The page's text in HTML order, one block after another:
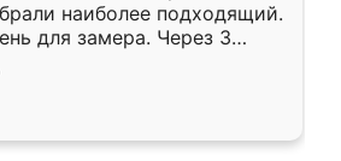
наиболее подходящий.
для замера. Через 3
уже готова. Остались
Спасибо Ренессанс
работу!